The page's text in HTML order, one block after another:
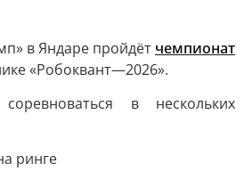
в Яндаре пройдёт чемпионат
«Робоквант—2026».
в нескольких
ринге